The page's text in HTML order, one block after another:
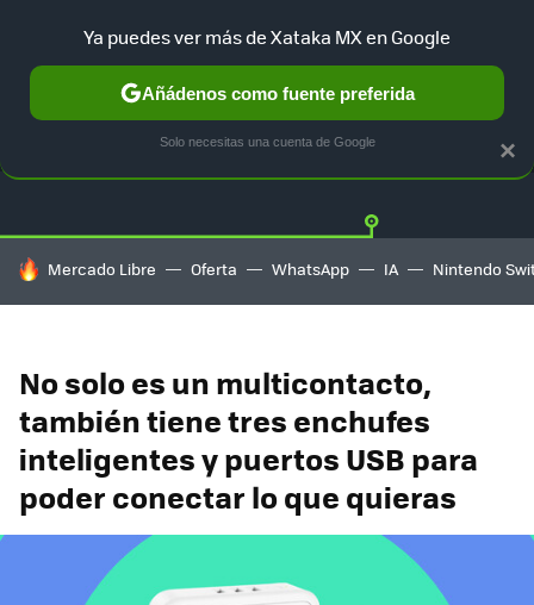
GUÍA DE COMPRAS MERCADO LIBRE
HOY SE HABLA DE
Mercado Libre Oferta WhatsApp IA Nintendo
No solo es un multicontacto,
también tiene tres enchufes
inteligentes y puertos USB para
poder conectar lo que quieras
×
Ya puedes ver más de Xataka MX en Google
Añádenos como fuente preferida
Solo necesitas una cuenta de Google